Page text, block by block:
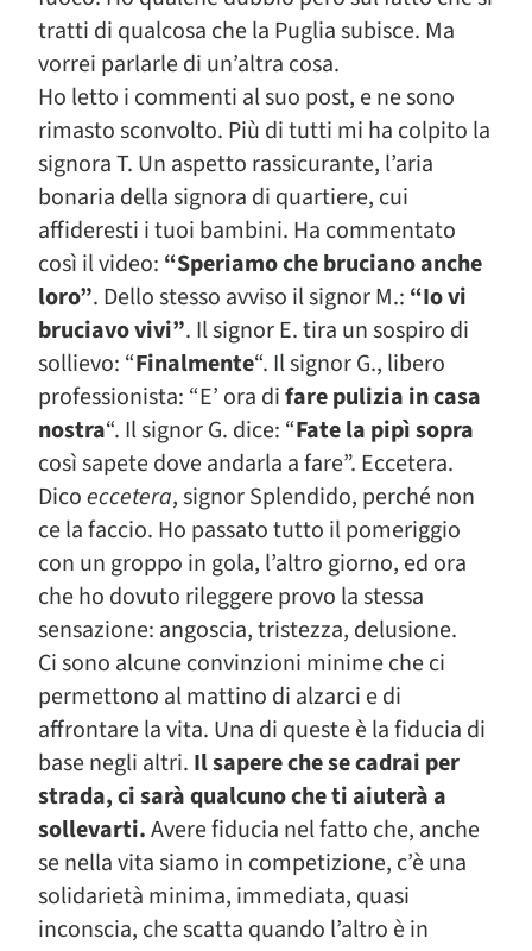
tratti di qualcosa che la Puglia subisce. Ma
vorrei parlarle di un’altra cosa.
Ho letto i commenti al suo post, e ne sono
rimasto sconvolto. Più di tutti mi ha colpito la
signora T. Un aspetto rassicurante, l’aria
bonaria della signora di quartiere, cui
affideresti i tuoi bambini. Ha commentato
così il video: “Speriamo che bruciano anche
loro”. Dello stesso avviso il signor M.: “Io vi
bruciavo vivi”. Il signor E. tira un sospiro di
sollievo: “Finalmente“. Il signor G., libero
professionista: “E’ ora difare pulizia in casa
nostra“. Il signor G. dice: “Fate la pipì sopra
così sapete dove andarla a fare”. Eccetera.
Dicoeccetera, signor Splendido, perché non
ce la faccio. Ho passato tutto il pomeriggio
con un groppo in gola, l’altro giorno, ed ora
che ho dovuto rileggere provo la stessa
sensazione: angoscia, tristezza, delusione.
Ci sono alcune convinzioni minime che ci
permettono al mattino di alzarci e di
affrontare la vita. Una di queste è la fiducia di
base negli altri. Il sapere che se cadrai per
strada, ci sarà qualcuno che ti aiuterà a
sollevarti.Avere fiducia nel fatto che, anche
se nella vita siamo in competizione, c’è una
solidarietà minima, immediata, quasi
inconscia, che scatta quando l’altro è in